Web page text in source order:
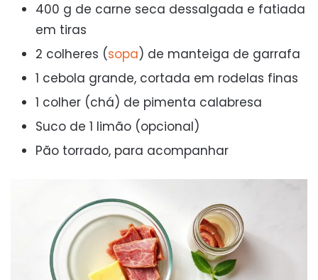
400 g de carne seca dessalgada e fatiada
em tiras
2 colheres (sopa) de manteiga de garrafa
1 cebola grande, cortada em rodelas finas
1 colher (chá) de pimenta calabresa
Suco de 1 limão (opcional)
Pão torrado, para acompanhar